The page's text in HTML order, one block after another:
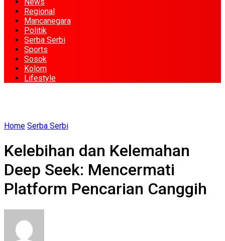
Regional
Mancanegara
Politik
Serba Serbi
Sports
Sosok
Kolom
Lifestyle
Home Serba Serbi
Kelebihan dan Kelemahan
Deep Seek: Mencermati
Platform Pencarian Canggih